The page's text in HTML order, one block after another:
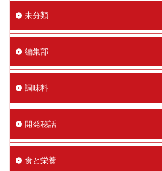
未分類
編集部
調味料
開発秘話
食と栄養